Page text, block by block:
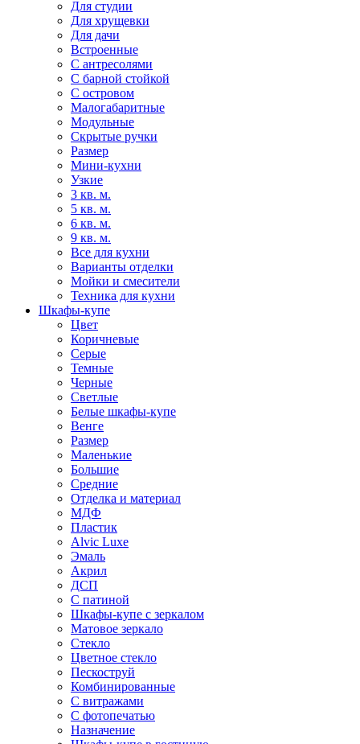
Для студии
Для хрущевки
Для дачи
Встроенные
С антресолями
С барной стойкой
С островом
Малогабаритные
Модульные
Скрытые ручки
Размер
Мини-кухни
Узкие
3 кв. м.
5 кв. м.
6 кв. м.
9 кв. м.
Все для кухни
Варианты отделки
Мойки и смесители
Техника для кухни
Шкафы-купе
Цвет
Коричневые
Серые
Темные
Черные
Светлые
Белые шкафы-купе
Венге
Размер
Маленькие
Большие
Средние
Отделка и материал
МДФ
Пластик
Alvic Luxe
Эмаль
Акрил
ДСП
С патиной
Шкафы-купе с зеркалом
Матовое зеркало
Стекло
Цветное стекло
Пескоструй
Комбинированные
С витражами
С фотопечатью
Назначение